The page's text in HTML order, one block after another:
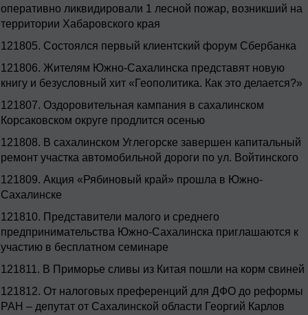
оперативно ликвидировали 1 лесной пожар, возникший на
территории Хабаровского края
121805. Состоялся первый клиентский форум Сбербанка
121806. Жителям Южно-Сахалинска представят новую
книгу и безусловный хит «Геополитика. Как это делается?»
121807. Оздоровительная кампания в сахалинском
Корсаковском округе продлится осенью
121808. В сахалинском Углегорске завершен капитальный
ремонт участка автомобильной дороги по ул. Войтинского
121809. Акция «Рябиновый край» прошла в Южно-
Сахалинске
121810. Представители малого и среднего
предпринимательства Южно-Сахалинска приглашаются к
участию в бесплатном семинаре
121811. В Приморье сливы из Китая пошли на корм свиней
121812. От налоговых преференций для ДФО до реформы
РАН – депутат от Сахалинской области Георгий Карлов